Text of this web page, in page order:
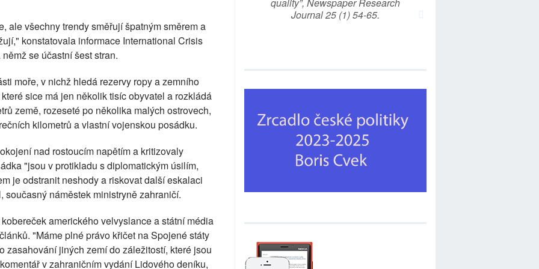
ale všechny trendy směřují špatným směrem a
konstatovala informace International Crisis
se účastní šest stran.
moře, v nichž hledá rezervy ropy a zemního
sice má jen několik tisíc obyvatel a rozkládá
země, rozeseté po několika malých ostrovech,
kilometrů a vlastní vojenskou posádku.
nad rostoucím napětím a kritizovaly
"jsou v protikladu s diplomatickým úsilím,
je odstranit neshody a riskovat další eskalaci
náměstek ministryně zahraničí.
amerického velvyslance a státní média
"Máme plné právo křičet na Spojené státy
zasahování jiných zemí do záležitostí, které jsou
v zahraničním vydání Lidového deníku,
Journal 25 (1) 54-65.